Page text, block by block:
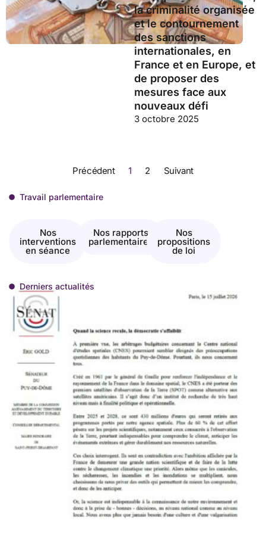
la criminalité organisée
et le contournement
des sanctions
internationales, en
France et en Europe, et
de proposer des
mesures face aux
nouveaux défi
3 octobre 2025
Précédent 1 2 Suivant
Travail parlementaire
Nos
interventions
en séance
Nos rapports
parlementaires
Nos
propositions
de loi
Derniers actualités